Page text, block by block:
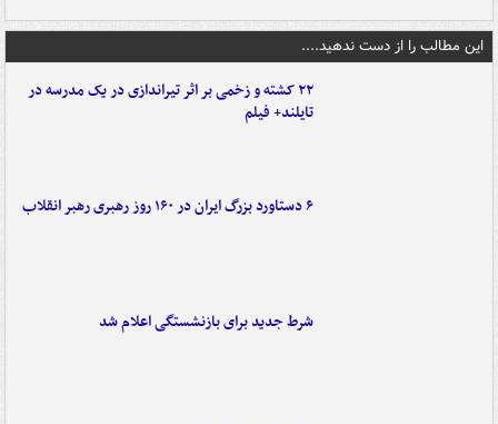
این مطالب را از دست ندهید....
۲۲ کشته و زخمی بر اثر تیراندازی در یک مدرسه در
تایلند+ فیلم
۶ دستاورد بزرگ ایران در ۱۶۰ روز رهبری رهبر انقلاب
شرط جدید برای بازنشستگی اعلام شد